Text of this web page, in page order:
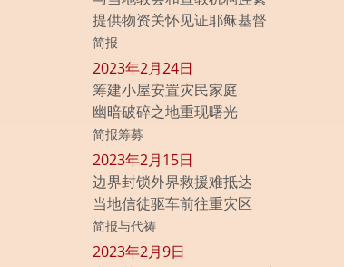
提供物资关怀见证耶稣基督
简报
2023年2月24日
筹建小屋安置灾民家庭
幽暗破碎之地重现曙光
简报筹募
2023年2月15日
边界封锁外界救援难抵达
当地信徒驱车前往重灾区
简报与代祷
2023年2月9日